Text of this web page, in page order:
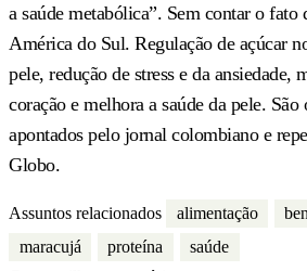
a saúde metabólica”. Sem contar o fato
América do Sul. Regulação de açúcar
pele, redução de stress e da ansiedade,
coração e melhora a saúde da pele.
apontados pelo jornal colombiano e
Globo.
Assuntos relacionados alimentação
maracujá
proteína
saúde